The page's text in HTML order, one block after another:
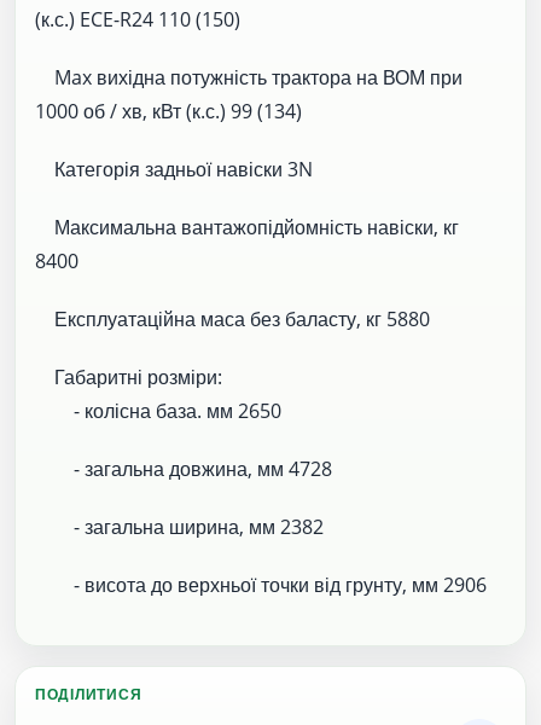
(к.с.) ECE-R24 110 (150)
Max вихідна потужність трактора на ВОМ при
1000 об / хв, кВт (к.с.) 99 (134)
Категорія задньої навіски 3N
Максимальна вантажопідйомність навіски, кг
8400
Експлуатаційна маса без баласту, кг 5880
Габаритні розміри:
- колісна база. мм 2650
- загальна довжина, мм 4728
- загальна ширина, мм 2382
- висота до верхньої точки від грунту, мм 2906
ПОДІЛИТИСЯ